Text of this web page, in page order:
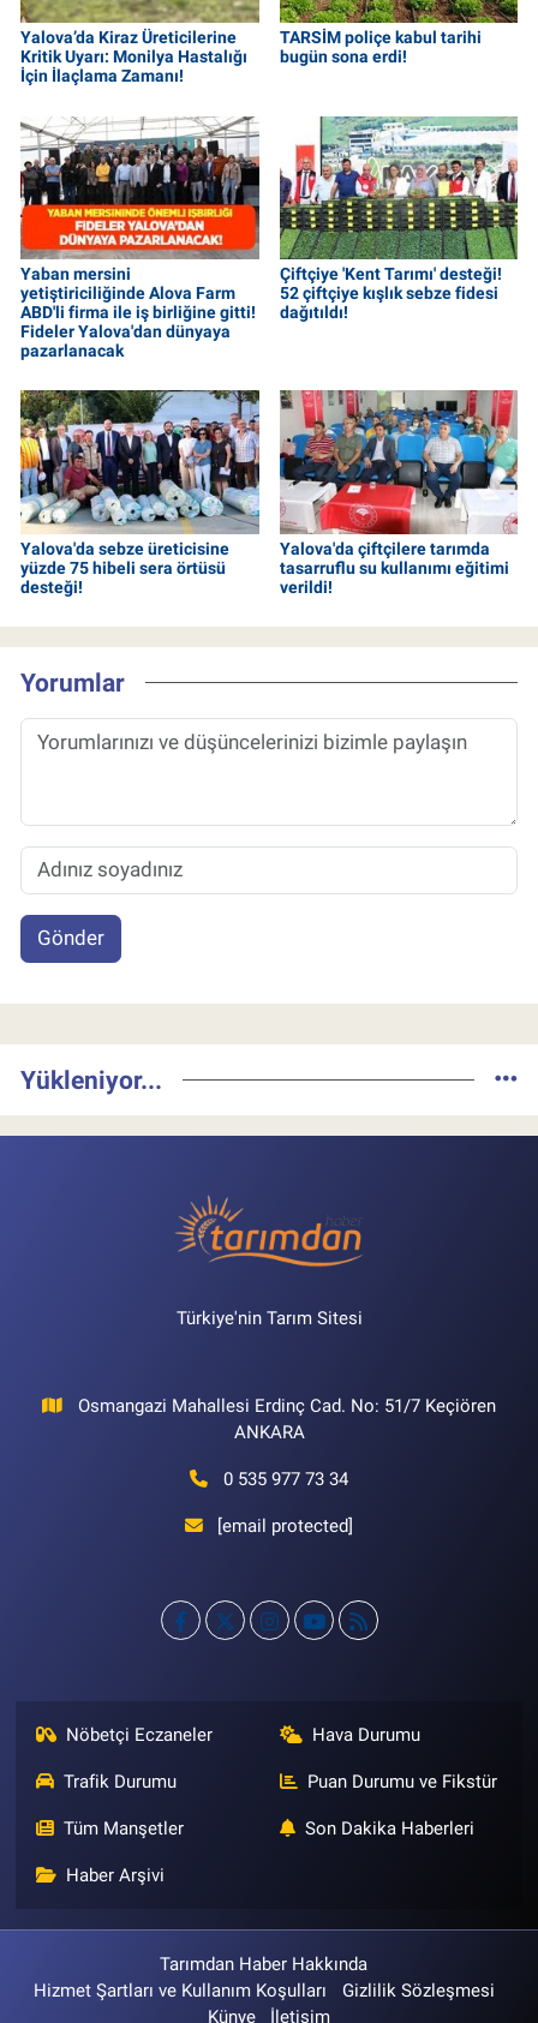
Yalova’da Kiraz Üreticilerine
Kritik Uyarı: Monilya Hastalığı
İçin İlaçlama Zamanı!
TARSİM poliçe kabul tarihi
bugün sona erdi!
Yaban mersini
yetiştiriciliğinde Alova Farm
ABD'li firma ile iş birliğine gitti!
Fideler Yalova'dan dünyaya
pazarlanacak
Çiftçiye 'Kent Tarımı' desteği!
52 çiftçiye kışlık sebze fidesi
dağıtıldı!
Yalova'da sebze üreticisine
yüzde 75 hibeli sera örtüsü
desteği!
Yalova'da çiftçilere tarımda
tasarruflu su kullanımı eğitimi
verildi!
Yorumlar
Gönder
Yükleniyor...
Türkiye'nin Tarım Sitesi
Osmangazi Mahallesi Erdinç Cad. No: 51/7 Keçiören
ANKARA
0 535 977 73 34
[email protected]
Nöbetçi Eczaneler Hava Durumu
Trafik Durumu Puan Durumu ve Fikstür
Tüm Manşetler Son Dakika Haberleri
Haber Arşivi
Tarımdan Haber Hakkında
Hizmet Şartları ve Kullanım Koşulları
Gizlilik Sözleşmesi
Künye
İletişim